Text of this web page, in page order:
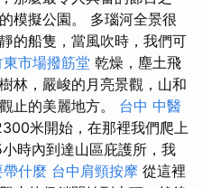
模擬公園。 多瑙河全景很
的船隻，當風吹時，我們可
東市場撥筋堂 乾燥，塵土飛
林，嚴峻的月亮景觀，山和
止的美麗地方。 台中 中醫
米開始，在那裡我們爬上
時內到達山區庇護所，我
什麼 台中肩頸按摩 從這裡